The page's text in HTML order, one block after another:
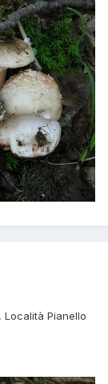
Località Pianello